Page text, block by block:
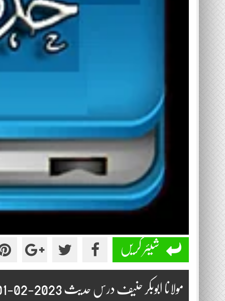
شیئر کریں
مولانا ابوبکر حنیف درس حدیث 2023-02-01